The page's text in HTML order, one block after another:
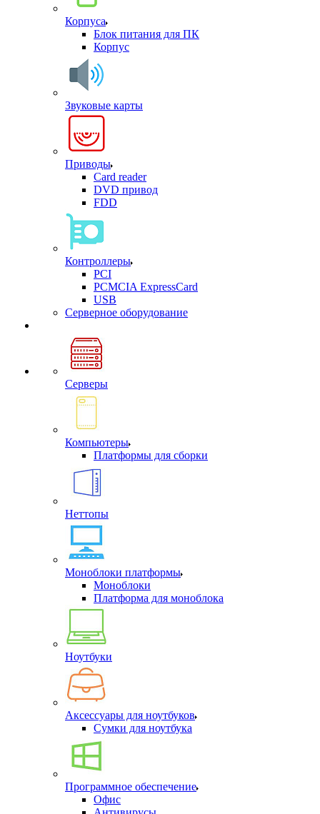
Корпуса
Блок питания для ПК
Корпус
Звуковые карты
Приводы
Card reader
DVD привод
FDD
Контроллеры
PCI
PCMCIA ExpressCard
USB
Cерверное оборудование
Серверы
Компьютеры
Платформы для сборки
Неттопы
Моноблоки платформы
Моноблоки
Платформа для моноблока
Ноутбуки
Аксессуары для ноутбуков
Сумки для ноутбука
Программное обеспечение
Офис